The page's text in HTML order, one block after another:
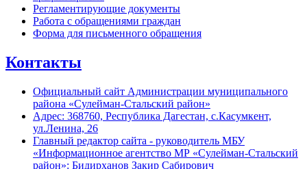
Регламентирующие документы
Работа с обращениями граждан
Форма для письменного обращения
Контакты
Официальный сайт Администрации муниципального
района «Сулейман-Стальский район»
Адрес: 368760, Республика Дагестан, с.Касумкент,
ул.Ленина, 26
Главный редактор сайта - руководитель МБУ
«Информационное агентство МР «Сулейман-Стальский
район»: Бидирханов Закир Сабирович